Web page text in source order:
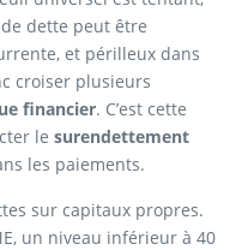
dette peut être
et périlleux dans
croiser plusieurs
financier. C’est cette
le surendettement
les paiements.
sur capitaux propres.
un niveau inférieur à 40